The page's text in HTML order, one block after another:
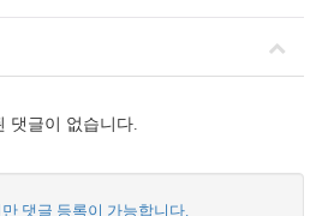
댓글이 없습니다.
댓글 등록이 가능합니다.